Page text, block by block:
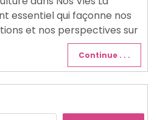
essentiel qui façonne nos
et nos perspectives sur
Continue . . .